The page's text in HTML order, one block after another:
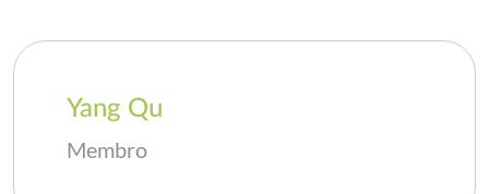
Yang Qu
Membro